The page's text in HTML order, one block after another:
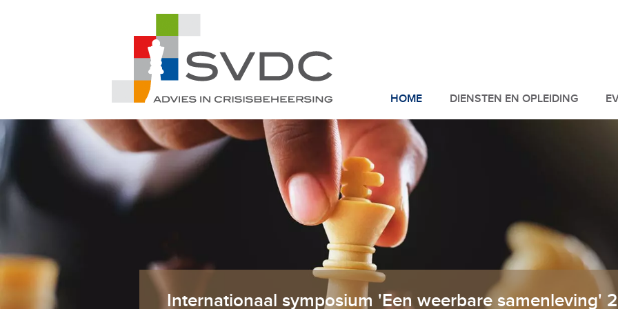
HOME DIENSTEN EN OPLEIDING
Internationaal symposium 'Een weerbare samenleving'